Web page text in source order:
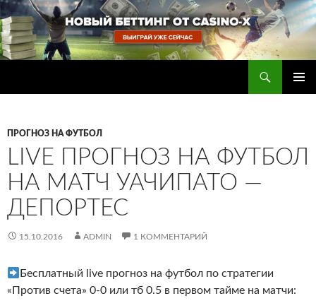
Перейти
к
содержимому
ПРОГНОЗ НА ФУТБОЛ
LIVE ПРОГНОЗ НА ФУТБОЛ
НА МАТЧ УАЧИПАТО —
ДЕПОРТЕС
15.10.2016 ADMIN 1 КОММЕНТАРИЙ
Бесплатный live прогноз на футбол по стратегии
«Против счета» 0-0 или тб 0.5 в первом тайме на матчи: